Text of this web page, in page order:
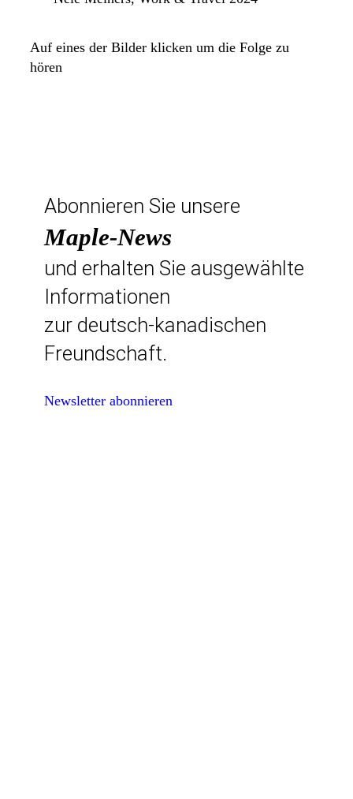
Auf eines der Bilder klicken um die Folge zu
hören
Abonnieren Sie unsere
Maple-News
und erhalten Sie ausgewählte
Informationen
zur deutsch-kanadischen
Freundschaft.
Newsletter abonnieren